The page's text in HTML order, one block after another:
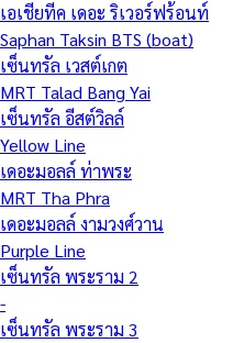
เอเชียทีค เดอะ ริเวอร์ฟร้อนท์
Saphan Taksin BTS (boat)
เซ็นทรัล เวสต์เกต
MRT Talad Bang Yai
เซ็นทรัล อีสต์วิลล์
Yellow Line
เดอะมอลล์ ท่าพระ
MRT Tha Phra
เดอะมอลล์ งามวงศ์วาน
Purple Line
เซ็นทรัล พระราม 2
-
เซ็นทรัล พระราม 3